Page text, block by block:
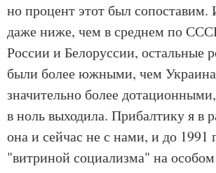
но процент этот был
даже ниже, чем в среднем по
России и Белоруссии, остальные
были более южными, чем
значительно более
в ноль выходила. Прибалтику я в
она и сейчас не с нами, и до 1991
"витриной социализма" на